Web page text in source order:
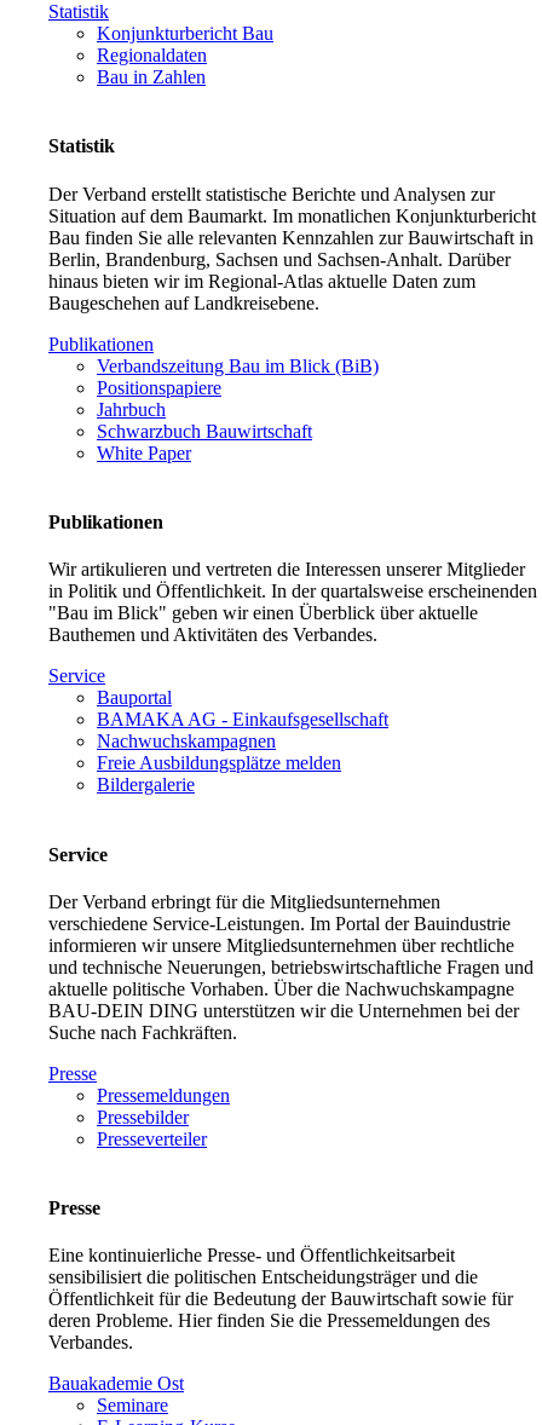
Statistik
Konjunkturbericht Bau
Regionaldaten
Bau in Zahlen
Statistik
Der Verband erstellt statistische Berichte und Analysen zur
Situation auf dem Baumarkt. Im monatlichen Konjunkturbericht
Bau finden Sie alle relevanten Kennzahlen zur Bauwirtschaft in
Berlin, Brandenburg, Sachsen und Sachsen-Anhalt. Darüber
hinaus bieten wir im Regional-Atlas aktuelle Daten zum
Baugeschehen auf Landkreisebene.
Publikationen
Verbandszeitung Bau im Blick (BiB)
Positionspapiere
Jahrbuch
Schwarzbuch Bauwirtschaft
White Paper
Publikationen
Wir artikulieren und vertreten die Interessen unserer Mitglieder
in Politik und Öffentlichkeit. In der quartalsweise erscheinenden
"Bau im Blick" geben wir einen Überblick über aktuelle
Bauthemen und Aktivitäten des Verbandes.
Service
Bauportal
BAMAKA AG - Einkaufsgesellschaft
Nachwuchskampagnen
Freie Ausbildungsplätze melden
Bildergalerie
Service
Der Verband erbringt für die Mitgliedsunternehmen
verschiedene Service-Leistungen. Im Portal der Bauindustrie
informieren wir unsere Mitgliedsunternehmen über rechtliche
und technische Neuerungen, betriebswirtschaftliche Fragen und
aktuelle politische Vorhaben. Über die Nachwuchskampagne
BAU-DEIN DING unterstützen wir die Unternehmen bei der
Suche nach Fachkräften.
Presse
Pressemeldungen
Pressebilder
Presseverteiler
Presse
Eine kontinuierliche Presse- und Öffentlichkeitsarbeit
sensibilisiert die politischen Entscheidungsträger und die
Öffentlichkeit für die Bedeutung der Bauwirtschaft sowie für
deren Probleme. Hier finden Sie die Pressemeldungen des
Verbandes.
Bauakademie Ost
Seminare